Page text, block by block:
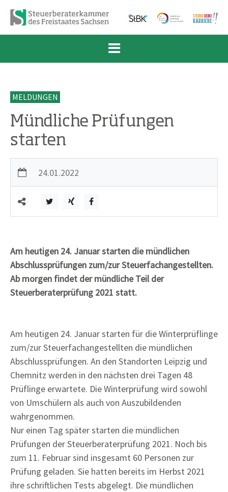
Zum Inhalt springen
Zur Navigation springen
Zum Fußbereich und Kontakt springen
MELDUNGEN
Mündliche Prüfungen
starten
24.01.2022
Am heutigen 24. Januar starten die mündlichen
Abschlussprüfungen zum/zur Steuerfachangestellten.
Ab morgen findet der mündliche Teil der
Steuerberaterprüfung 2021 statt.
Am heutigen 24. Januar starten für die Winterprüflinge
zum/zur Steuerfachangestellten die mündlichen
Abschlussprüfungen. An den Standorten Leipzig und
Chemnitz werden in den nächsten drei Tagen 48
Prüflinge erwartete. Die Winterprüfung wird sowohl
von Umschülern als auch von Auszubildenden
wahrgenommen.
Nur einen Tag später starten die mündlichen
Prüfungen der Steuerberaterprüfung 2021. Noch bis
zum 11. Februar sind insgesamt 60 Personen zur
Prüfung geladen. Sie hatten bereits im Herbst 2021
ihre schriftlichen Tests abgelegt. Die mündlichen